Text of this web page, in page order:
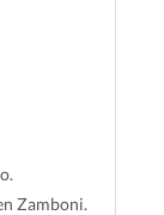
Zamboni.